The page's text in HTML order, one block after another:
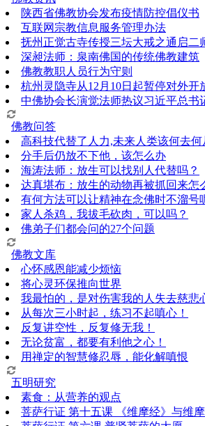
陕西省佛教协会发布疫情防控倡仪书
互联网宗教信息服务管理办法
抚州正觉古寺传授三坛大戒之通启二
深昶法师：泉南佛国的传统佛教建筑
佛教教职人员行为守则
杭州灵隐寺从12月10日起暂停对外开
中佛协会长演觉法师热议习近平总书
佛教问答
高科技代替了人力,未来人类该何去何
分手后仍放不下他，该怎么办
海涛法师：放生可以找别人代替吗？
达真堪布：放生的动物再被抓回来怎
有何方法可以让精神在念佛时不溜号
家人杀鸡，我拔毛砍肉，可以吗？
佛弟子们都会问的27个问题
佛教文库
心怀感恩能减少烦恼
将心灵环保推向世界
我最怕的，是对伤害我的人失去慈悲
从每次三小时起，练习不起嗔心！
反复讲空性，反复修无我！
无论贫富，都要有利他之心！
用禅定的智慧修忍辱，能化解嗔恨
五明研究
素食：从营养的观点
菩萨行证 第十五课 《维摩经》与维摩